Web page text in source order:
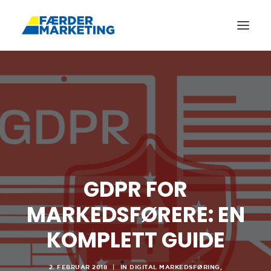
FORSIDE
ANNONSERING
TJENESTER
OM OSS
BOOK MØTE
GDPR FOR
MARKEDSFØRERE: EN
KOMPLETT GUIDE
2. FEBRUAR 2018 IN DIGITAL MARKEDSFØRING,